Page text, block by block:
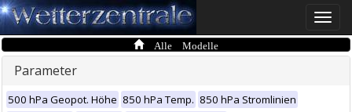
Toggle
Alle Modelle
Parameter
500 hPa Geopot. Höhe 850 hPa Temp. 850 hPa Stromlinien